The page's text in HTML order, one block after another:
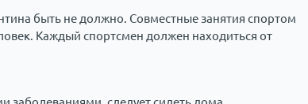
быть не должно. Совместные занятия спортом
Каждый спортсмен должен находиться от